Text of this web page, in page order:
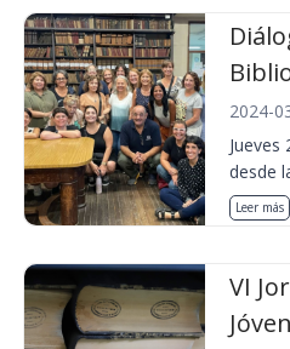
2024-
Jueves
desde
Leer más
VI